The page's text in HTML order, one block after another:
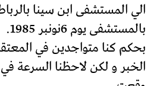
الي المستشفى ابن سينا
بالمستشفى يوم 6نونبر 1985.
بحكم كنا متواجدين في
الخبر و لكن لاحظنا السرعة